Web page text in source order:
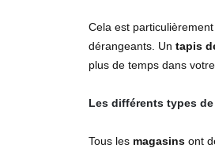
Cela est
dérangeants. Un tapis
plus de temps dans votre
Les différents types
Tous les magasins ont